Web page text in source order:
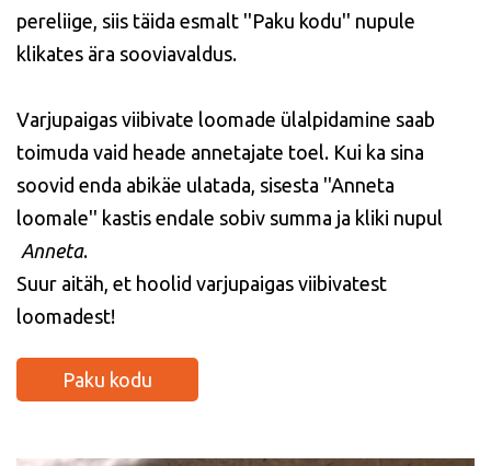
pereliige, siis täida esmalt ''Paku kodu'' nupule
klikates ära sooviavaldus.
Varjupaigas viibivate loomade ülalpidamine saab
toimuda vaid heade annetajate toel. Kui ka sina
soovid enda abikäe ulatada, sisesta ''Anneta
loomale'' kastis endale sobiv summa ja kliki nupul
Anneta.
Suur aitäh, et hoolid varjupaigas viibivatest
loomadest!
Paku kodu